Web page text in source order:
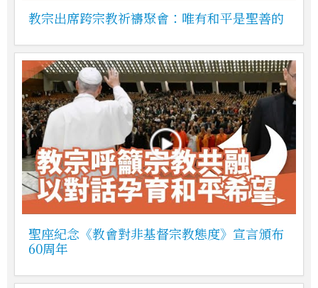
教宗出席跨宗教祈禱聚會：唯有和平是聖善的
聖座紀念《教會對非基督宗教態度》宣言頒布
60周年